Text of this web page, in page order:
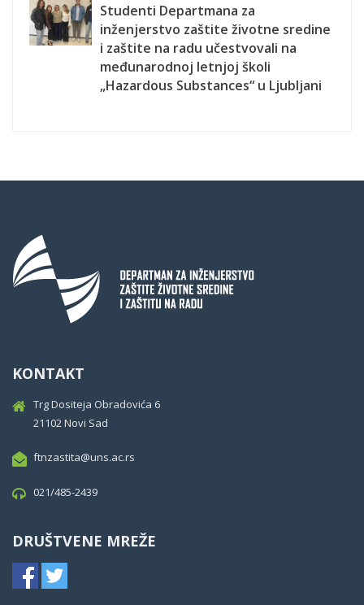
Studenti Departmana za
inženjerstvo zaštite životne sredine
i zaštite na radu učestvovali na
međunarodnoj letnjoj školi
„Hazardous Substances“ u Ljubljani
KONTAKT
Trg Dositeja Obradovića 6
21102 Novi Sad
ftnzastita@uns.ac.rs
021/485-2439
DRUŠTVENE MREŽE